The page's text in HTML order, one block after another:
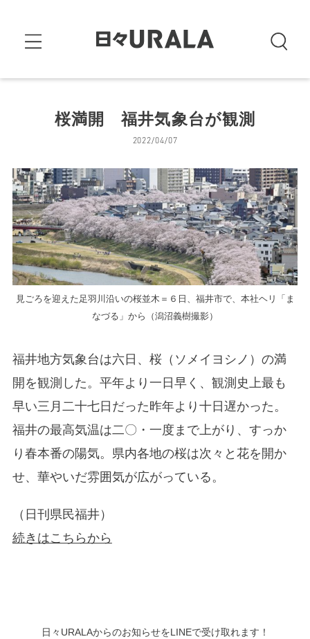
桜満開 福井気象台が観測
2022/04/07
見ごろを迎えた足羽川沿いの桜並木＝６日、福井市で、本社ヘリ「ま
なづる」から（潟沼義樹撮影）
福井地方気象台は六日、桜（ソメイヨシノ）の満
開を観測した。平年より一日早く、観測史上最も
早い三月二十七日だった昨年より十日遅かった。
福井の最高気温は二〇・一度まで上がり、すっか
り春本番の陽気。県内各地の桜は次々と花を開か
せ、華やいだ雰囲気が広がっている。
（日刊県民福井）
続きはこちらから
日々URALAからのお知らせをLINEで受け取れます！